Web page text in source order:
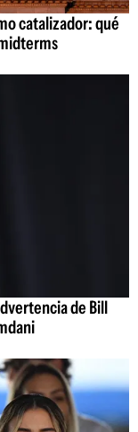
catalizador: qué
de Bill